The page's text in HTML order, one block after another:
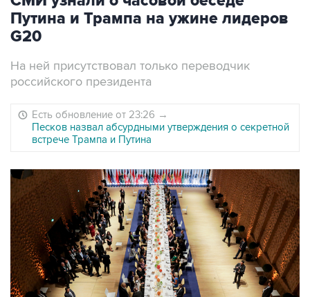
Путина и Трампа на ужине лидеров
G20
На ней присутствовал только переводчик
российского президента
Есть обновление от 23:26 →
Песков назвал абсурдными утверждения о секретной
встрече Трампа и Путина